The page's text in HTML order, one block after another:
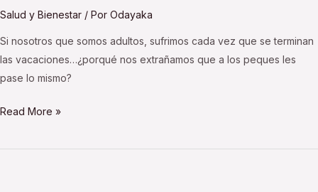
Salud y Bienestar / Por Odayaka
Si nosotros que somos adultos, sufrimos cada vez que se terminan
las vacaciones…¿porqué nos extrañamos que a los peques les
pase lo mismo?
Read More »